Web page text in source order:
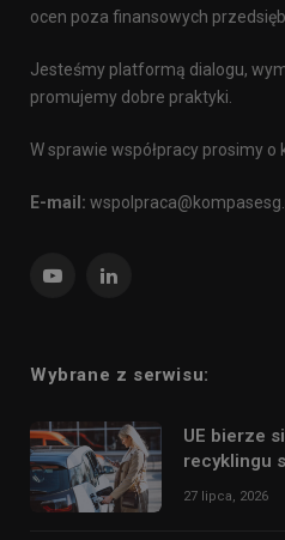
ocen poza finansowych
Jesteśmy platformą dialogu,
promujemy dobre praktyki.
W sprawie współpracy prosimy o
E-mail:
YouTubeLinkedIn
Wybrane z serwisu:
UE bierze
recyklingu
27 lipca, 2026